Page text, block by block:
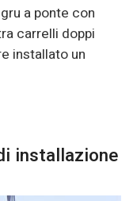
a ponte con
carrelli doppi
installato un
installazione